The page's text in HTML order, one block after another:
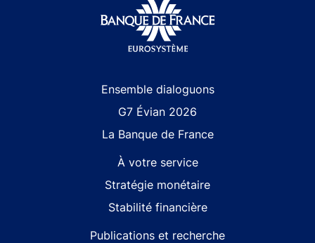
Ensemble dialoguons
G7 Évian 2026
La Banque de France
À votre service
Stratégie monétaire
Stabilité financière
Publications et recherche